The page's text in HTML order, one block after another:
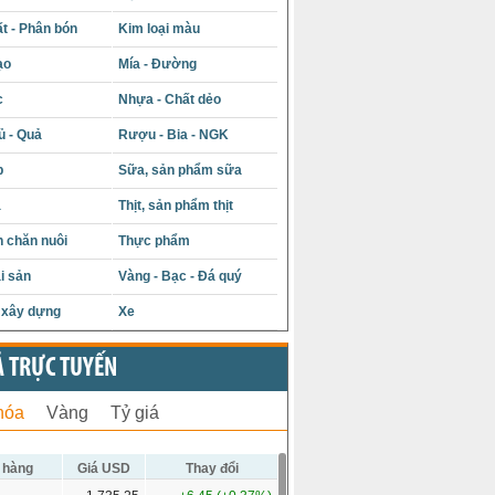
- Phân bón Kim loại màu
Mía - Đường
Nhựa - Chất dẻo
- Quả Rượu - Bia - NGK
Sữa, sản phẩm sữa
Thịt, sản phẩm thịt
chăn nuôi Thực phẩm
sản Vàng - Bạc - Đá quý
dựng Xe
TRỰC TUYẾN
Vàng Tỷ giá
Giá USD
Thay đổi